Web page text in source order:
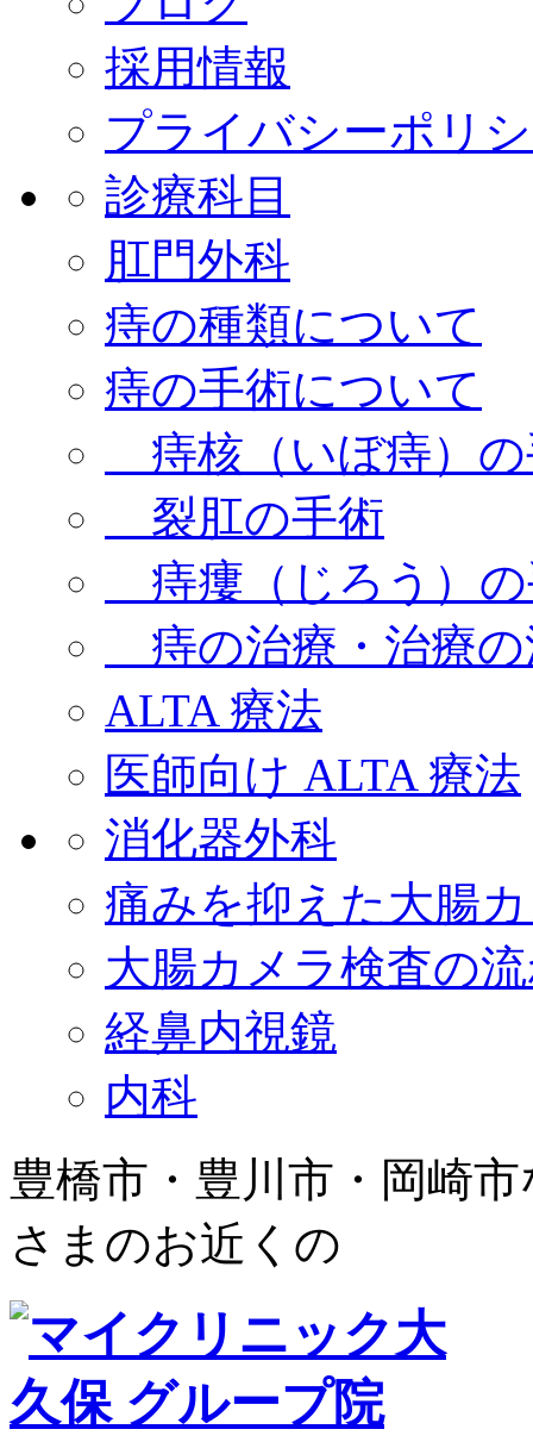
採用情報
プライバシーポリ
診療科目
肛門外科
痔の種類について
痔の手術について
痔核（いぼ痔）の
裂肛の手術
痔瘻（じろう）
痔の治療・治療の
ALTA 療法
医師向け ALTA 療法
消化器外科
痛みを抑えた大腸
大腸カメラ検査の
経鼻内視鏡
内科
豊橋市・豊川市・岡崎
さまのお近くの